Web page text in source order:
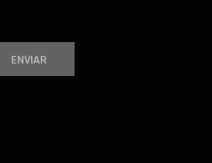
ENVIAR